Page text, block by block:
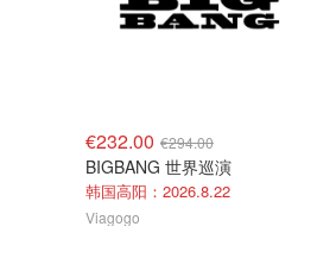
€232.00 €294.00
BIGBANG 世界巡演
韩国高阳：2026.8.22
Viagogo